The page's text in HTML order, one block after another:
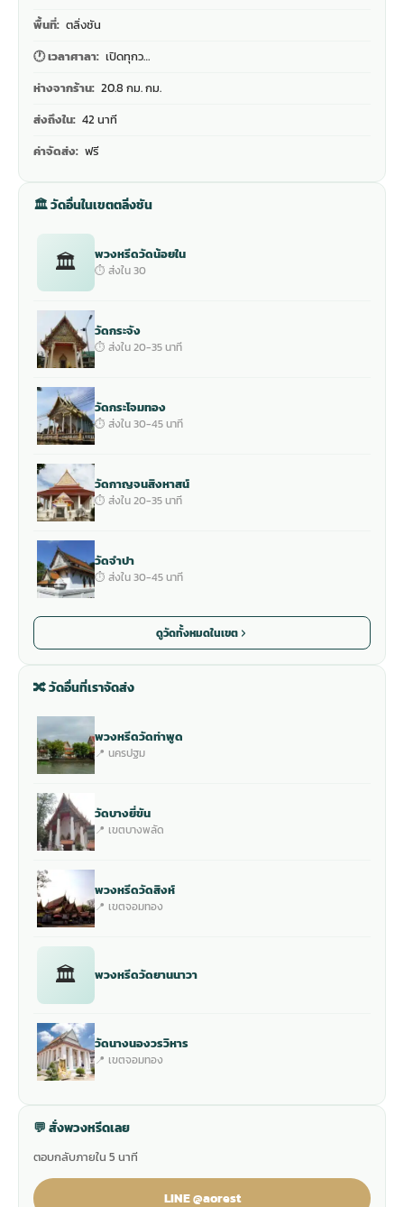
พื้นที่: ตลิ่งชัน
🕐 เวลาศาลา: เปิดทุกว…
ห่างจากร้าน: 20.8 กม. กม.
ส่งถึงใน: 42 นาที
ค่าจัดส่ง: ฟรี
🏛 วัดอื่นในเขตตลิ่งชัน
🏛 พวงหรีดวัดน้อยใน
⏱ ส่งใน 30
วัดกระจัง
⏱ ส่งใน 20-35 นาที
วัดกระโจมทอง
⏱ ส่งใน 30-45 นาที
วัดกาญจนสิงหาสน์
⏱ ส่งใน 20-35 นาที
วัดจำปา
⏱ ส่งใน 30-45 นาที
ดูวัดทั้งหมดในเขต
🔀 วัดอื่นที่เราจัดส่ง
พวงหรีดวัดท่าพูด
📍 นครปฐม
วัดบางยี่ขัน
📍 เขตบางพลัด
พวงหรีดวัดสิงห์
📍 เขตจอมทอง
🏛 พวงหรีดวัดยานนาวา
วัดนางนองวรวิหาร
📍 เขตจอมทอง
💬 สั่งพวงหรีดเลย
ตอบกลับภายใน 5 นาที
LINE @aorest